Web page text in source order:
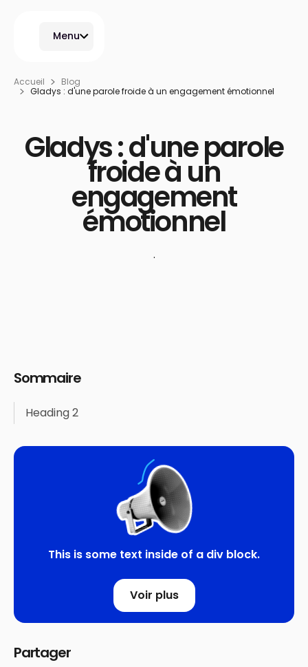
Menu
Accueil
Blog
Gladys : d'une parole froide à un engagement émotionnel
Gladys : d'une parole
froide à un
engagement
émotionnel
·
Sommaire
Heading 2
This is some text inside of a div block.
Voir plus
Partager